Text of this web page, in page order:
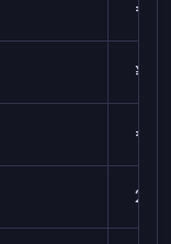
€5
€10
21.5